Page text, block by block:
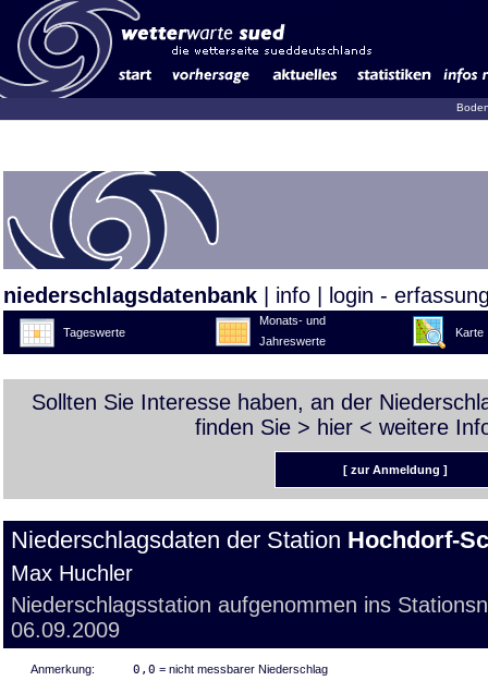
niederschlagsdatenbank info login -
Tageswerte
Monats- und
Jahreswerte
Karte
Sollten Sie Interesse haben, an der
finden Sie > hier < weitere
[ zur Anmeldung ]
Niederschlagsdaten der Station Hochdorf-
Max Huchler
Niederschlagsstation aufgenommen ins
06.09.2009
Anmerkung: 0,0 = nicht messbarer Niederschlag